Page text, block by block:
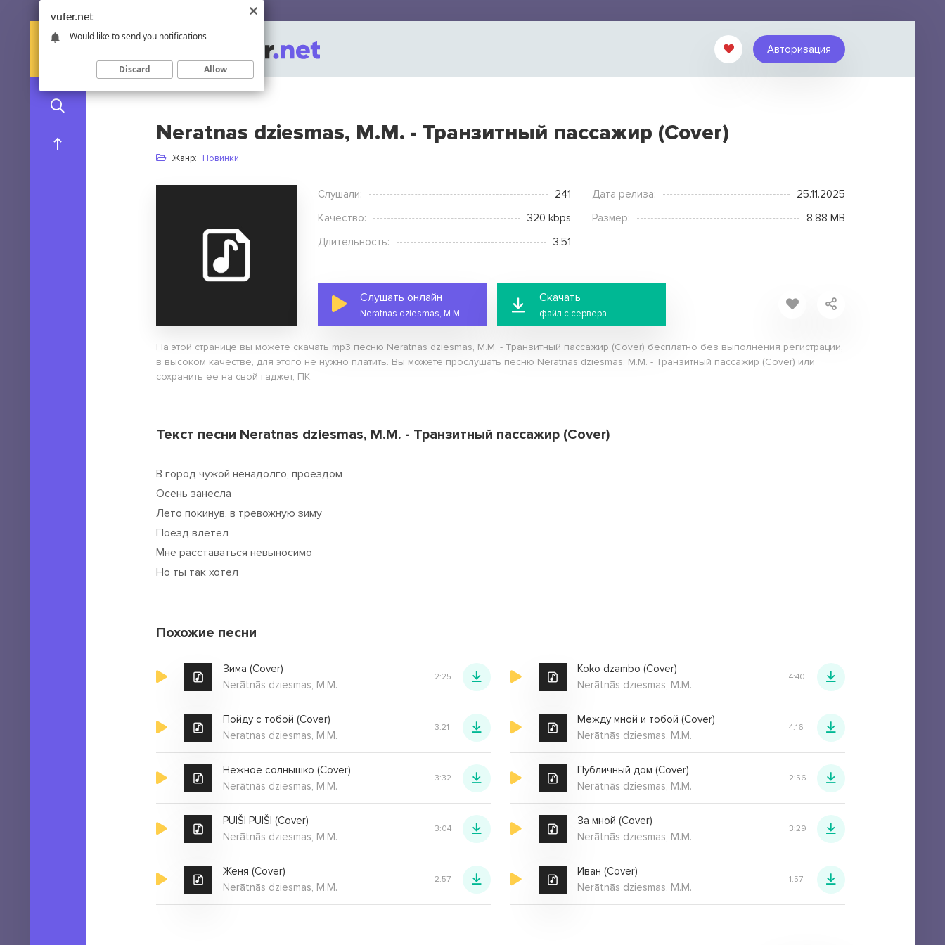
Авторизация
Neratnas dziesmas, M.M. - Транзитный пассажир (Cover)
Жанр: Новинки
Слушали: 241 Дата релиза:
25.11.2025
Качество:
320 kbps Размер:
8.88 MB
Длительность:
3:51
Слушать онлайн
Neratnas dziesmas, M.M. - Транзитный пассажир (Cover)
Скачать
файл с сервера
На этой странице вы можете скачать mp3 песню Neratnas dziesmas, M.M. - Транзитный пассажир (Cover) бесплатно без выполнения регистрации,
в высоком качестве, для этого не нужно платить. Вы можете прослушать песню Neratnas dziesmas, M.M. - Транзитный пассажир (Cover) или
сохранить ее на свой гаджет, ПК.
Текст песни Neratnas dziesmas, M.M. - Транзитный пассажир (Cover)
В город чужой ненадолго, проездом
Осень занесла
Лето покинув, в тревожную зиму
Поезд влетел
Мне расставаться невыносимо
Но ты так хотел
Похожие песни
Зима (Cover)
Nerātnās dziesmas, M.M.
2:25
Koko dzambo (Cover)
Nerātnās dziesmas, M.M.
4:40
Пойду с тобой (Cover)
Neratnas dziesmas, M.M.
3:21
Между мной и тобой (Cover)
Nerātnās dziesmas, M.M.
4:16
Нежное солнышко (Cover)
Nerātnās dziesmas, M.M.
3:32
Публичный дом (Cover)
Nerātnās dziesmas, M.M.
2:56
PUIŠI PUIŠI (Cover)
Nerātnās dziesmas, M.M.
3:04
За мной (Cover)
Nerātnās dziesmas, M.M.
3:29
Женя (Cover)
Nerātnās dziesmas, M.M.
2:57
Иван (Cover)
Nerātnās dziesmas, M.M.
1:57
vufer.net
Would like to send you notifications
Discard Allow